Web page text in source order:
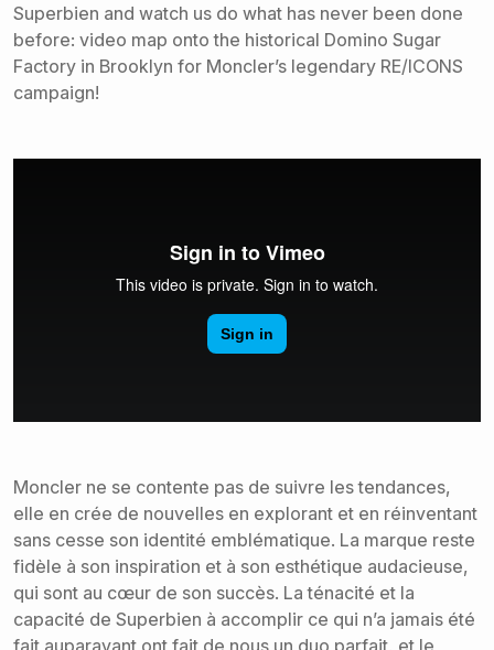
Superbien and watch us do what has never been done
before: video map onto the historical Domino Sugar
Factory in Brooklyn for Moncler’s legendary RE/ICONS
campaign!
Moncler ne se contente pas de suivre les tendances,
elle en crée de nouvelles en explorant et en réinventant
sans cesse son identité emblématique. La marque reste
fidèle à son inspiration et à son esthétique audacieuse,
qui sont au cœur de son succès. La ténacité et la
capacité de Superbien à accomplir ce qui n’a jamais été